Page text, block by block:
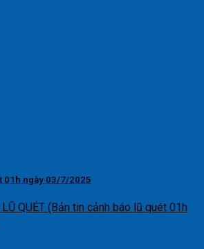
01h ngày 03/7/2025
QUÉT (Bản tin cảnh báo lũ quét 01h